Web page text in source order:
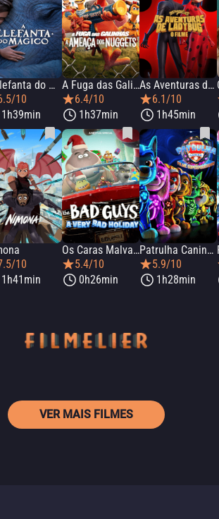
A Elefanta do Mágico
10
1h39min
A Fuga das Galinhas: A Ameaça dos Nuggets
6.4/10
1h37min
As Aventuras de Ladybug: O Filme
6.1/10
1h45min
10
1h41min
Os Caras Malvados: Um Natal do Mal
5.4/10
0h26min
Patrulha Canina: Um Filme Superpoderoso
5.9/10
1h28min
VER MAIS FILMES